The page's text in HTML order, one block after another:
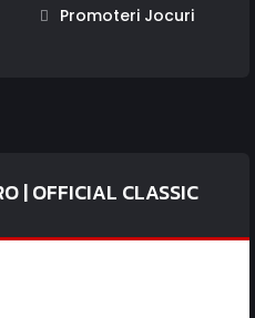
Promoteri Jocuri
| OFFICIAL CLASSIC